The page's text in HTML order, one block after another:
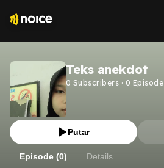
Teks anekdot
0 Subscribers · 0 Episode
Putar
Episode (0) Details